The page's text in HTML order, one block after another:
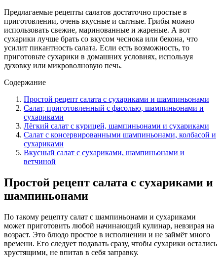
Предлагаемые рецепты салатов достаточно простые в
приготовлении, очень вкусные и сытные. Грибы можно
использовать свежие, маринованные и жареные. А вот
сухарики лучше брать со вкусом чеснока или бекона, что
усилит пикантность салата. Если есть возможность, то
приготовьте сухарики в домашних условиях, используя
духовку или микроволновую печь.
Содержание
Простой рецепт салата с сухариками и шампиньонами
Салат, приготовленный с фасолью, шампиньонами и
сухариками
Лёгкий салат с курицей, шампиньонами и сухариками
Салат с консервированными шампиньонами, колбасой и
сухариками
Вкусный салат с сухариками, шампиньонами и
ветчиной
Простой рецепт салата с сухариками и
шампиньонами
По такому рецепту салат с шампиньонами и сухариками
может приготовить любой начинающий кулинар, невзирая на
возраст. Это блюдо простое в исполнении и не займёт много
времени. Его следует подавать сразу, чтобы сухарики остались
хрустящими, не впитав в себя заправку.